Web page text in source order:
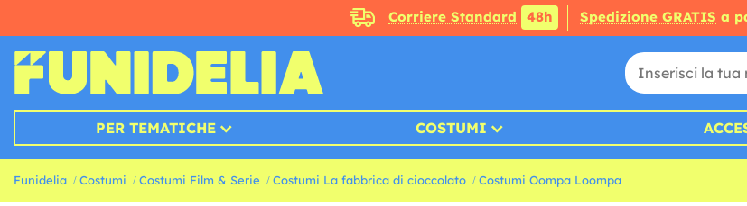
Corriere Standard 48h Spedizione GRATIS a
PER TEMATICHE COSTUMI
Funidelia Costumi Costumi Film & Serie Costumi La fabbrica di cioccolato Costumi Oompa Loompa